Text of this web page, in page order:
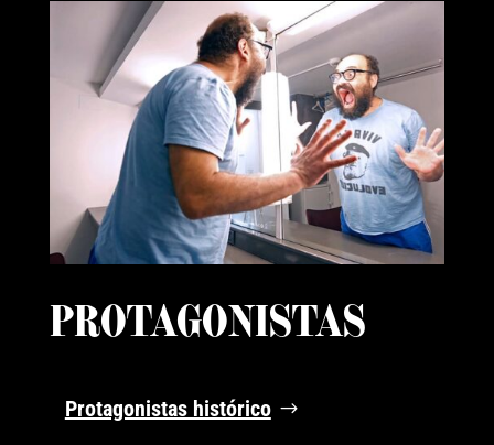
PROTAGONISTAS
Protagonistas histórico